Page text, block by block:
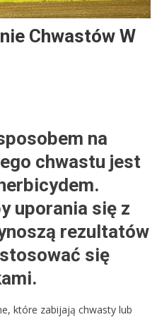
Chwastów W
na
chwastu jest
uporania się z
rezultatów
się
które zabijają chwasty lub